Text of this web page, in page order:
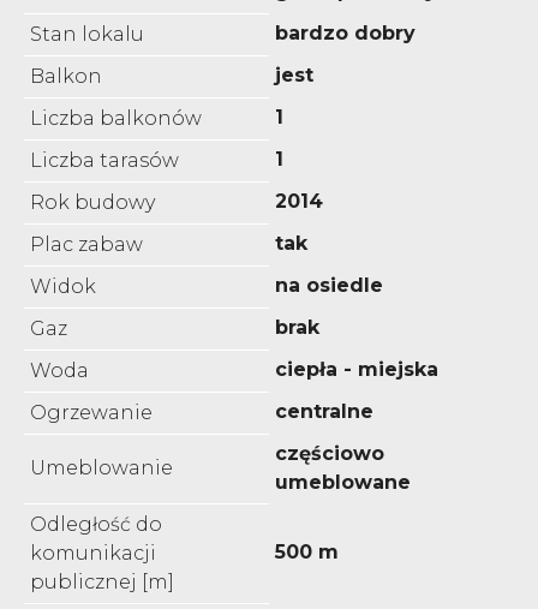
Stan lokalu
bardzo dobry
Balkon
jest
Liczba balkonów
1
Liczba tarasów
1
Rok budowy
2014
Plac zabaw
tak
Widok
na osiedle
Gaz
brak
Woda
ciepła - miejska
Ogrzewanie
centralne
Umeblowanie
częściowo
umeblowane
Odległość do
komunikacji
publicznej [m]
500 m